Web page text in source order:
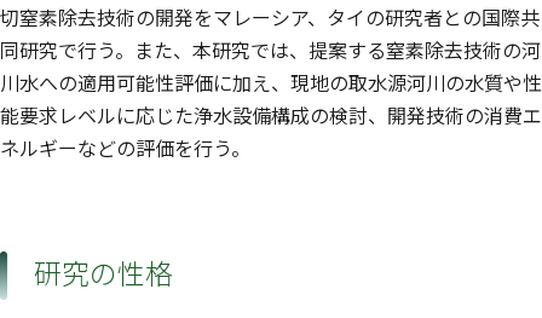
切窒素除去技術の開発をマレーシア、タイの研究者との国際共
同研究で行う。また、本研究では、提案する窒素除去技術の河
川水への適用可能性評価に加え、現地の取水源河川の水質や性
能要求レベルに応じた浄水設備構成の検討、開発技術の消費エ
ネルギーなどの評価を行う。
研究の性格